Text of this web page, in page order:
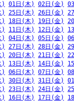
) 01日(木) 02日(金)
) 25日(木) 26日(金)
) 18日(木) 19日(金)
) 11日(木) 12日(金)
) 04日(木) 05日(金)
) 27日(木) 28日(金)
) 20日(木) 21日(金)
) 13日(木) 14日(金)
) 06日(木) 07日(金)
) 30日(木) 31日(金)
) 23日(木) 24日(金)
) 16日(木) 17日(金)